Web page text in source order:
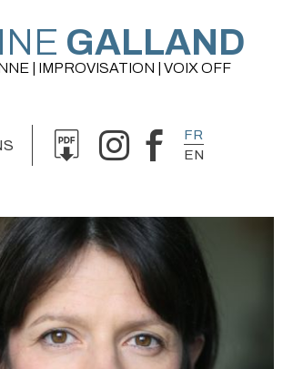
GALLAND
| IMPROVISATION | VOIX OFF
FR
EN